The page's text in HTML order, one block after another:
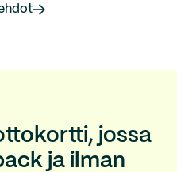
jossa
ja ilman